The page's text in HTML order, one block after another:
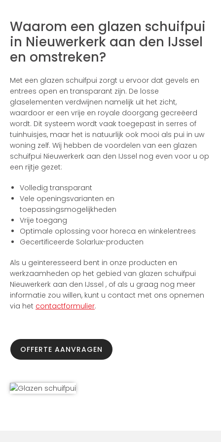
Waarom een glazen schuifpui
in Nieuwerkerk aan den IJssel
en omstreken?
Met een glazen schuifpui zorgt u ervoor dat gevels en
entrees open en transparant zijn. De losse
glaselementen verdwijnen namelijk uit het zicht,
waardoor er een vrije en royale doorgang gecreëerd
wordt. Dit systeem wordt vaak toegepast in serres of
tuinhuisjes, maar het is natuurlijk ook mooi als pui in uw
woning zelf. Wij hebben de voordelen van een glazen
schuifpui Nieuwerkerk aan den IJssel nog even voor u op
een rijtje gezet:
Volledig transparant
Vele openingsvarianten en
toepassingsmogelijkheden
Vrije toegang
Optimale oplossing voor horeca en winkelentrees
Gecertificeerde Solarlux-producten
Als u geïnteresseerd bent in onze producten en
werkzaamheden op het gebied van glazen schuifpui
Nieuwerkerk aan den IJssel , of als u graag nog meer
informatie zou willen, kunt u contact met ons opnemen
via het contactformulier.
OFFERTE AANVRAGEN